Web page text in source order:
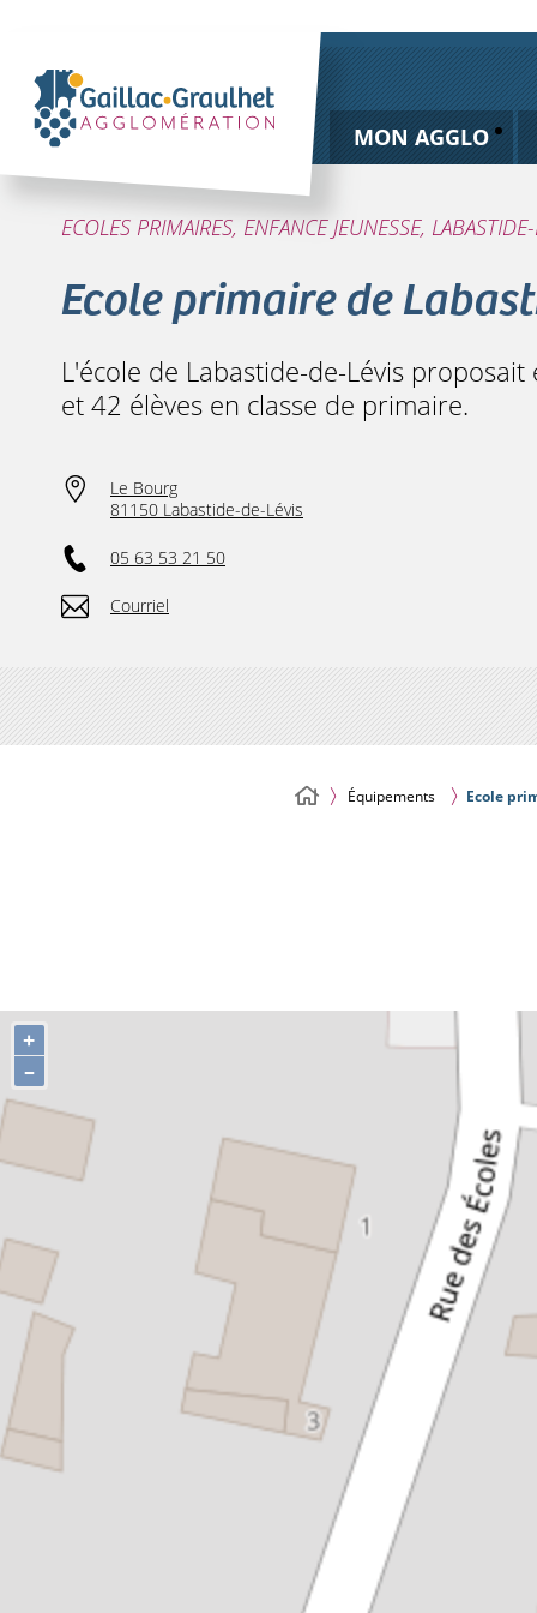
MON AGGLO
ECOLES PRIMAIRES, ENFANCE JEUNESSE,
Ecole primaire de
L'école de Labastide-de-Lévis
et 42 élèves en classe de primaire.
Le Bourg
81150 Labastide-de-Lévis
05 63 53 21 50
Courriel
Équipements Ecole
+
–